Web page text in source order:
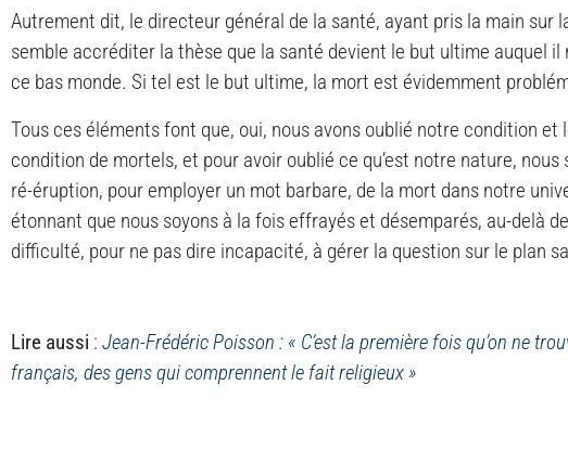
Autrement dit, le directeur général de la santé, ayant pris la main sur
semble accréditer la thèse que la santé devient le but ultime auquel il
ce bas monde. Si tel est le but ultime, la mort est évidemment
Tous ces éléments font que, oui, nous avons oublié notre condition et
condition de mortels, et pour avoir oublié ce qu’est notre nature, nous
ré-éruption, pour employer un mot barbare, de la mort dans notre
étonnant que nous soyons à la fois effrayés et désemparés, au-delà
difficulté, pour ne pas dire incapacité, à gérer la question sur le plan
Lire aussi : Jean-Frédéric Poisson : « C’est la première fois qu’on ne
français, des gens qui comprennent le fait religieux »